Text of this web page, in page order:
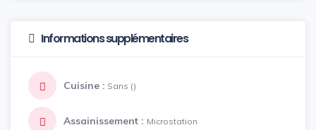
Informations supplémentaires
Cuisine : Sans ()
Assainissement : Microstation